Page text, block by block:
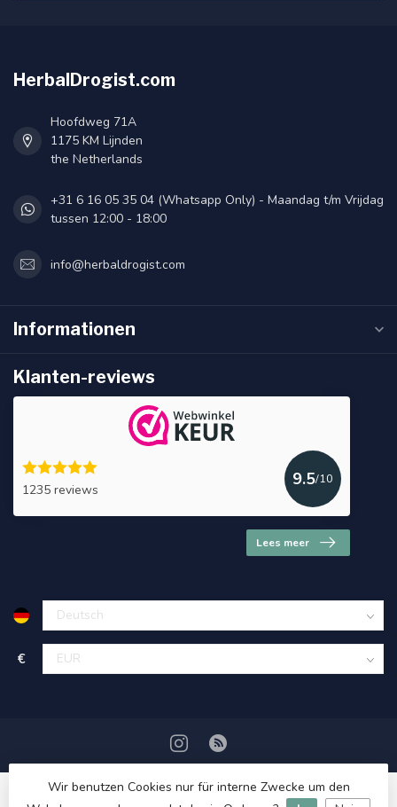
HerbalDrogist.com
Hoofdweg 71A
1175 KM Lijnden
the Netherlands
+31 6 16 05 35 04 (Whatsapp Only) - Maandag t/m Vrijdag
tussen 12:00 - 18:00
info@herbaldrogist.com
Informationen
Klanten-reviews
1235 reviews
9.5/10
Lees meer
€
Wir benutzen Cookies nur für interne Zwecke um den